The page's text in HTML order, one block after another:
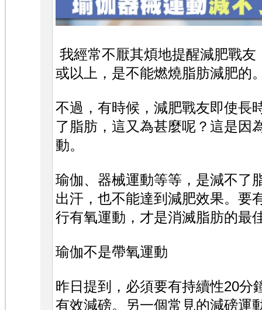
我經常不厭其煩地提醒減肥戰友
或以上，是不能燃燒脂肪減肥的
不過，有時候，減肥戰友即使長
了脂肪，這又為甚麼呢？這是因
動。
瑜伽、器械運動等等，是減不了
出汗，也不能達到減肥效果。要
行有氧運動，才是消滅脂肪的最
瑜伽不是帶氧運動
昨日提到，必須要有持續性20分
有效減磅。另一個常見的減磅運